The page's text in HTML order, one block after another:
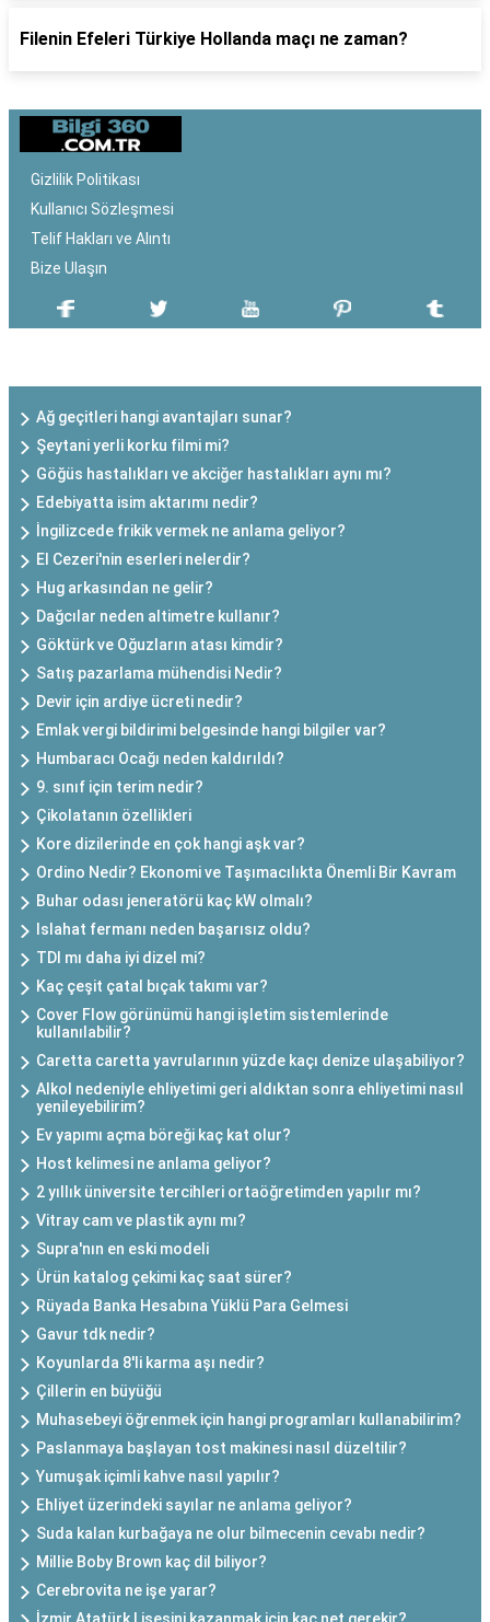
Filenin Efeleri Türkiye Hollanda maçı ne zaman?
Gizlilik Politikası
Kullanıcı Sözleşmesi
Telif Hakları ve Alıntı
Bize Ulaşın
Ağ geçitleri hangi avantajları sunar?
Şeytani yerli korku filmi mi?
Göğüs hastalıkları ve akciğer hastalıkları aynı mı?
Edebiyatta isim aktarımı nedir?
İngilizcede frikik vermek ne anlama geliyor?
El Cezeri'nin eserleri nelerdir?
Hug arkasından ne gelir?
Dağcılar neden altimetre kullanır?
Göktürk ve Oğuzların atası kimdir?
Satış pazarlama mühendisi Nedir?
Devir için ardiye ücreti nedir?
Emlak vergi bildirimi belgesinde hangi bilgiler var?
Humbaracı Ocağı neden kaldırıldı?
9. sınıf için terim nedir?
Çikolatanın özellikleri
Kore dizilerinde en çok hangi aşk var?
Ordino Nedir? Ekonomi ve Taşımacılıkta Önemli Bir Kavram
Buhar odası jeneratörü kaç kW olmalı?
Islahat fermanı neden başarısız oldu?
TDI mı daha iyi dizel mi?
Kaç çeşit çatal bıçak takımı var?
Cover Flow görünümü hangi işletim sistemlerinde
kullanılabilir?
Caretta caretta yavrularının yüzde kaçı denize ulaşabiliyor?
Alkol nedeniyle ehliyetimi geri aldıktan sonra ehliyetimi nasıl
yenileyebilirim?
Ev yapımı açma böreği kaç kat olur?
Host kelimesi ne anlama geliyor?
2 yıllık üniversite tercihleri ortaöğretimden yapılır mı?
Vitray cam ve plastik aynı mı?
Supra'nın en eski modeli
Ürün katalog çekimi kaç saat sürer?
Rüyada Banka Hesabına Yüklü Para Gelmesi
Gavur tdk nedir?
Koyunlarda 8'li karma aşı nedir?
Çillerin en büyüğü
Muhasebeyi öğrenmek için hangi programları kullanabilirim?
Paslanmaya başlayan tost makinesi nasıl düzeltilir?
Yumuşak içimli kahve nasıl yapılır?
Ehliyet üzerindeki sayılar ne anlama geliyor?
Suda kalan kurbağaya ne olur bilmecenin cevabı nedir?
Millie Boby Brown kaç dil biliyor?
Cerebrovita ne işe yarar?